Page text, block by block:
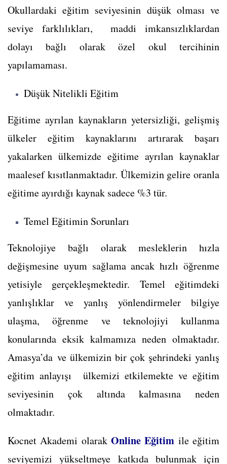
Okullardaki eğitim seviyesinin düşük olması ve
seviye farklılıkları, maddi imkansızlıklardan
dolayı bağlı olarak özel okul tercihinin
yapılamaması.
Düşük Nitelikli Eğitim
Eğitime ayrılan kaynakların yetersizliği, gelişmiş
ülkeler eğitim kaynaklarını artırarak başarı
yakalarken ülkemizde eğitime ayrılan kaynaklar
maalesef kısıtlanmaktadır. Ülkemizin gelire oranla
eğitime ayırdığı kaynak sadece %3 tür.
Temel Eğitimin Sorunları
Teknolojiye bağlı olarak mesleklerin hızla
değişmesine uyum sağlama ancak hızlı öğrenme
yetisiyle gerçekleşmektedir. Temel eğitimdeki
yanlışlıklar ve yanlış yönlendirmeler bilgiye
ulaşma, öğrenme ve teknolojiyi kullanma
konularında eksik kalmamıza neden olmaktadır.
Amasya’da ve ülkemizin bir çok şehrindeki yanlış
eğitim anlayışı ülkemizi etkilemekte ve eğitim
seviyesinin çok altında kalmasına neden
olmaktadır.
Kocnet Akademi olarak Online Eğitim ile eğitim
seviyemizi yükseltmeye katkıda bulunmak için